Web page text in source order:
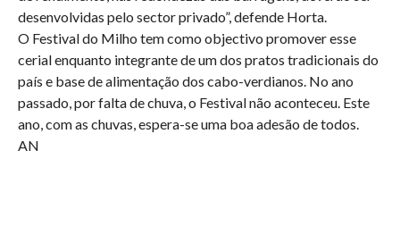
desenvolvidas pelo sector privado”, defende Horta.
O Festival do Milho tem como objectivo promover esse
cerial enquanto integrante de um dos pratos tradicionais do
país e base de alimentação dos cabo-verdianos. No ano
passado, por falta de chuva, o Festival não aconteceu. Este
ano, com as chuvas, espera-se uma boa adesão de todos.
AN